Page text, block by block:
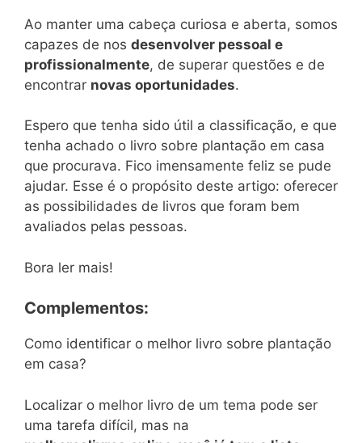
Ao manter uma cabeça curiosa e aberta, somos
capazes de nos desenvolver pessoal e
profissionalmente, de superar questões e de
encontrar novas oportunidades.
Espero que tenha sido útil a classificação, e que
tenha achado o livro sobre plantação em casa
que procurava. Fico imensamente feliz se pude
ajudar. Esse é o propósito deste artigo: oferecer
as possibilidades de livros que foram bem
avaliados pelas pessoas.
Bora ler mais!
Complementos:
Como identificar o melhor livro sobre plantação
em casa?
Localizar o melhor livro de um tema pode ser
uma tarefa difícil, mas na